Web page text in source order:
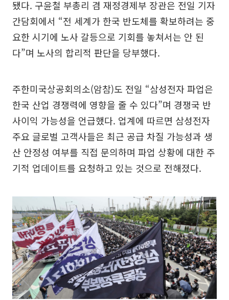
됐다. 구윤철 부총리 겸 재정경제부 장관은 전일 기자
간담회에서 “전 세계가 한국 반도체를 확보하려는 중
요한 시기에 노사 갈등으로 기회를 놓쳐서는 안 된
다”며 노사의 합리적 판단을 당부했다.
주한미국상공회의소(암참)도 전일 “삼성전자 파업은
한국 산업 경쟁력에 영향을 줄 수 있다”며 경쟁국 반
사이익 가능성을 언급했다. 업계에 따르면 삼성전자
주요 글로벌 고객사들은 최근 공급 차질 가능성과 생
산 안정성 여부를 직접 문의하며 파업 상황에 대한 주
기적 업데이트를 요청하고 있는 것으로 전해졌다.